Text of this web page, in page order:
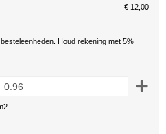
€ 12,00
Houd rekening met 5%